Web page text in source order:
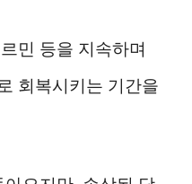
민 등을 지속하며
회복시키는 기간을